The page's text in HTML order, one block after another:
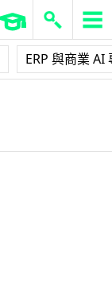
ERP 與商業 AI